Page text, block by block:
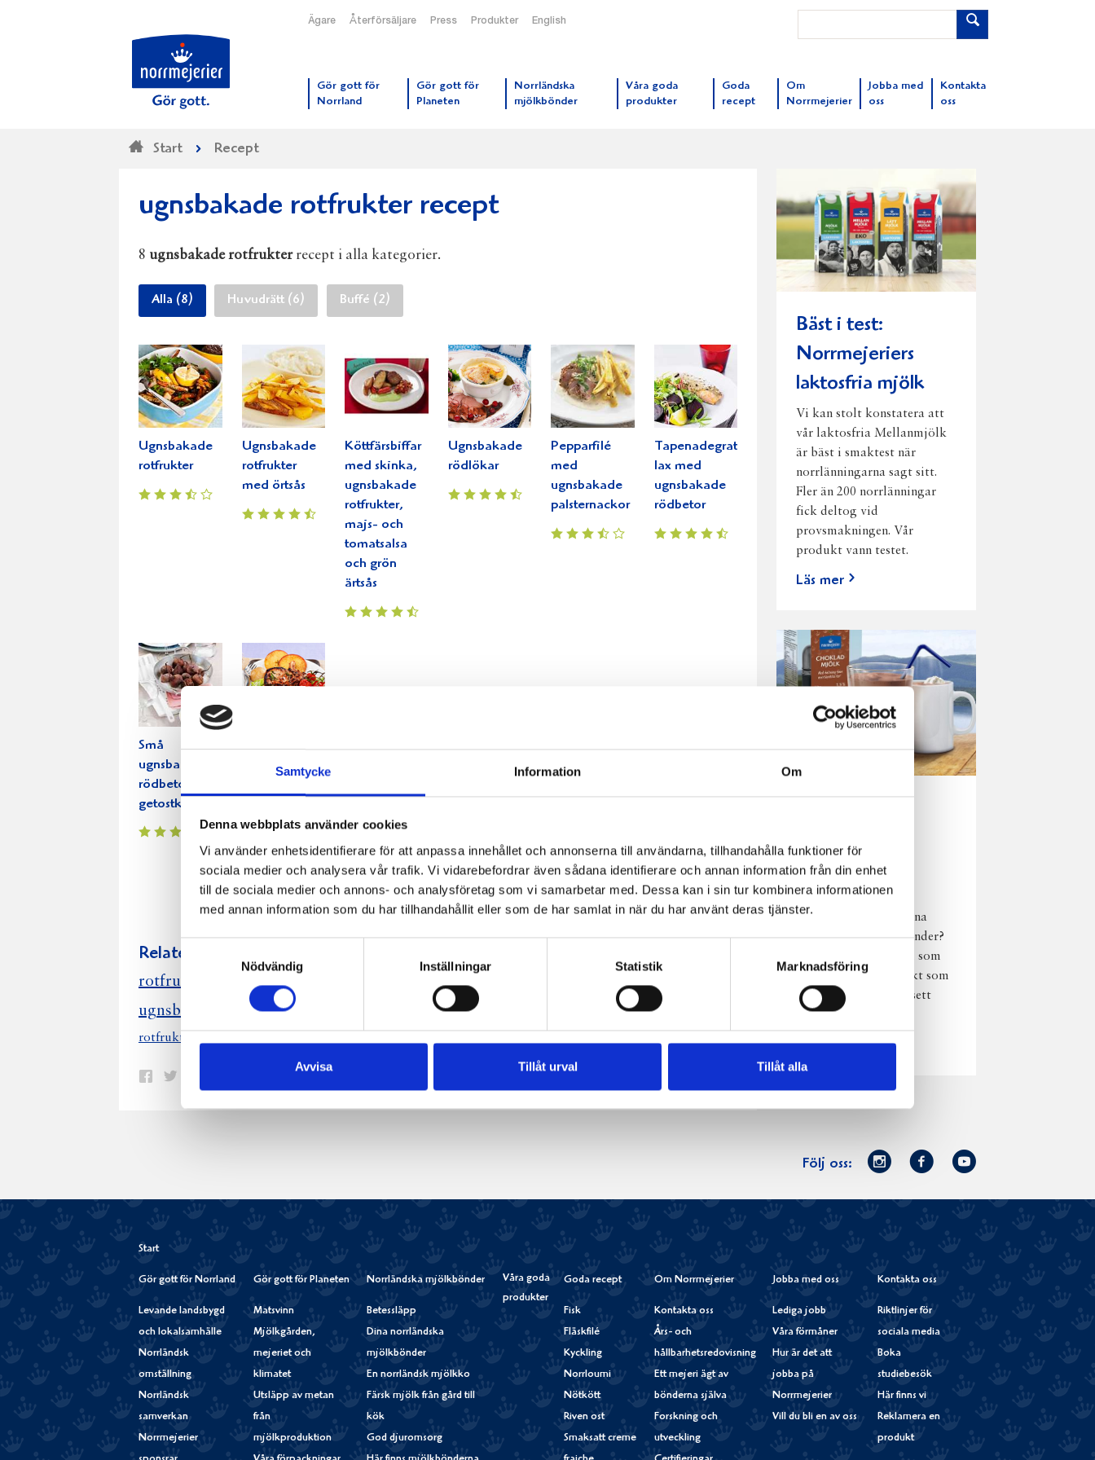
Samtycke Information Om
Denna webbplats använder cookies
Vi använder enhetsidentifierare för att anpassa innehållet och annonserna till användarna, tillhandahålla funktioner för
sociala medier och analysera vår trafik. Vi vidarebefordrar även sådana identifierare och annan information från din enhet
till de sociala medier och annons- och analysföretag som vi samarbetar med. Dessa kan i sin tur kombinera informationen
med annan information som du har tillhandahållit eller som de har samlat in när du har använt deras tjänster.
Samtyckesval
Nödvändig
Inställningar Statistik Marknadsföring
Avvisa Tillåt urval Tillåt alla
Ägare Återförsäljare Press Produkter English
Gör gott för
Norrland
Gör gott för
Planeten
Norrländska
mjölkbönder
Våra goda
produkter
Goda
recept
Om
Norrmejerier
Jobba med
oss
Kontakta
oss
Start Recept
ugnsbakade rotfrukter recept
8 ugnsbakade rotfrukterrecept i alla kategorier.
Alla (8) Huvudrätt (6) Buffé (2)
Ugnsbakade
rotfrukter
Ugnsbakade
rotfrukter
med örtsås
Köttfärsbiffar
med skinka,
ugnsbakade
rotfrukter,
majs- och
tomatsalsa
och grön
ärtsås
Ugnsbakade
rödlökar
Pepparfilé
med
ugnsbakade
palsternackor
Tapenadegratinerad
lax med
ugnsbakade
rödbetor
Små
ugnsbakade
rödbetor med
getostkräm
Fläskkotletter
stekta äpplen
och
ugnsbakade
tomater
Relaterade recept:
rotfrukter ugnsbakad bakad
ugnsbakade rotfrukter örter ugnsbakade rotfrukter med örter
rotfrukt paprika lk ugnsbakade rotfrukter
Dela
Bäst i test:
Norrmejeriers
laktosfria mjölk
Vi kan stolt konstatera att
vår laktosfria Mellanmjölk
är bäst i smaktest när
norrlänningarna sagt sitt.
Fler än 200 norrlänningar
fick deltog vid
provsmakningen. Vår
produkt vann testet.
Läs mer
väder
Har du provat
chokladmjölk från dina
norrländska mjölkbönder?
Den är lika god varm som
kall och passar perfekt som
vardagsnjutning oavsett
väder, året om.
Läs mer
Följ oss:
Norrmejerier
Instagram
Facebook
Youtube
Start
Gör gott för Norrland
Levande landsbygd
och lokalsamhälle
Norrländsk
omställning
Norrländsk
samverkan
Norrmejerier
Gör gott för Planeten
Matsvinn
Mjölkgården,
mejeriet och
klimatet
Utsläpp av metan
från
mjölkproduktion
Norrländska mjölkbönder
Betessläpp
Dina norrländska
mjölkbönder
En norrländsk mjölkko
Färsk mjölk från gård till
kök
God djuromsorg
Våra goda
produkter
Goda recept
Fisk
Fläskfilé
Kyckling
Norrloumi
Nötkött
Riven ost
Smaksatt creme
Om Norrmejerier
Kontakta oss
Års- och
hållbarhetsredovisning
Ett mejeri ägt av
bönderna själva
Forskning och
utveckling
Jobba med oss
Lediga jobb
Våra förmåner
Hur är det att
jobba på
Norrmejerier
Vill du bli en av oss
Kontakta oss
Riktlinjer för
sociala media
Boka
studiebesök
Här finns vi
Reklamera en
produkt